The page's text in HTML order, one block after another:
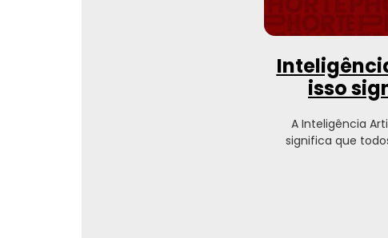
isso
A Inteligência
significa que